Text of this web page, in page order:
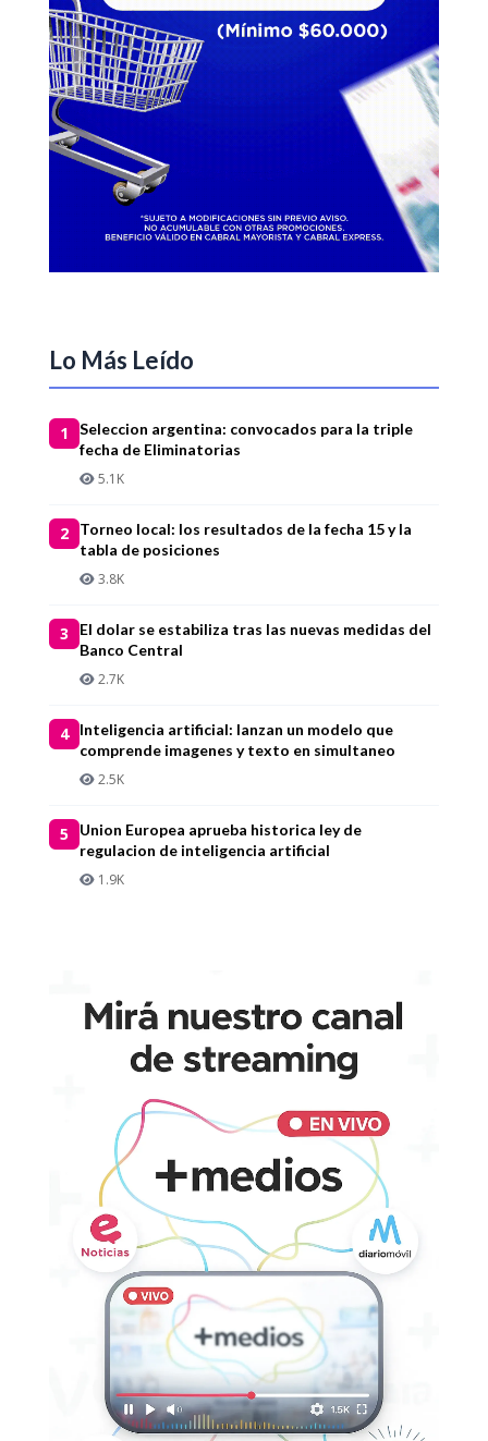
Lo Más Leído
1
Seleccion argentina: convocados para la triple
fecha de Eliminatorias
5.1K
2
Torneo local: los resultados de la fecha 15 y la
tabla de posiciones
3.8K
3
El dolar se estabiliza tras las nuevas medidas del
Banco Central
2.7K
4
Inteligencia artificial: lanzan un modelo que
comprende imagenes y texto en simultaneo
2.5K
5
Union Europea aprueba historica ley de
regulacion de inteligencia artificial
1.9K